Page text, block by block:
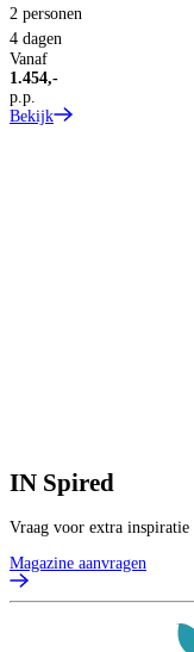
2 personen
4 dagen
Vanaf
1.454,-
p.p.
Bekijk
IN Spired
Vraag voor extra inspiratie
Magazine aanvragen